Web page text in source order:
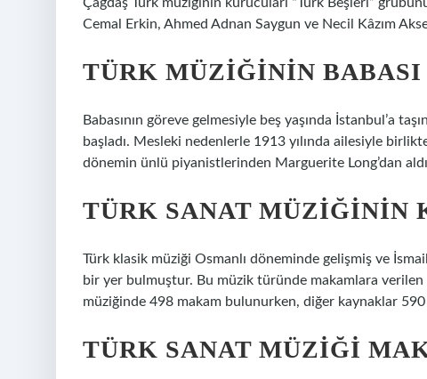
Cemal Erkin, Ahmed Adnan Saygun ve Necil Kâzım
TÜRK MÜZIĞININ
Babasının göreve gelmesiyle beş yaşında İstanbul’a
başladı. Mesleki nedenlerle 1913 yılında ailesiyle
dönemin ünlü piyanistlerinden Marguerite Long’dan
TÜRK SANAT MÜZIĞININ
Türk klasik müziği Osmanlı döneminde gelişmiş ve
bir yer bulmuştur. Bu müzik türünde makamlara
müziğinde 498 makam bulunurken, diğer kaynaklar
TÜRK SANAT MÜZIĞI